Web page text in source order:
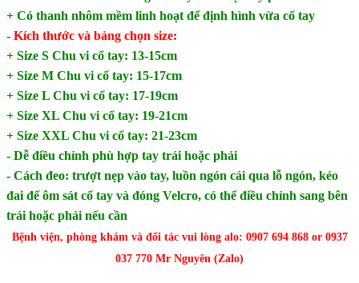
+ Có thanh nhôm mềm linh hoạt để định hình vừa cổ tay
- Kích thước và bảng chọn size:
+ Size S Chu vi cổ tay: 13-15cm
+ Size M Chu vi cổ tay: 15-17cm
+ Size L Chu vi cổ tay: 17-19cm
+ Size XL Chu vi cổ tay: 19-21cm
+ Size XXL Chu vi cổ tay: 21-23cm
- Dễ điều chỉnh phù hợp tay trái hoặc phải
- Cách đeo: trượt nẹp vào tay, luồn ngón cái qua lỗ ngón, kéo
đai để ôm sát cổ tay và đóng Velcro, có thể điều chỉnh sang bên
trái hoặc phải nếu cần
Bệnh viện, phòng khám và đối tác vui lòng alo: 0907 694 868 or 0937
037 770 Mr Nguyên (Zalo)